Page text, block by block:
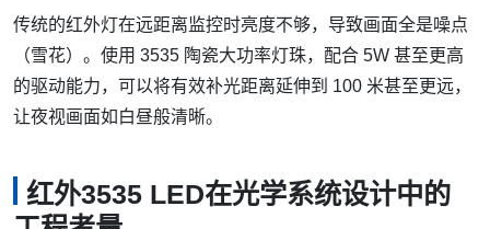
传统的红外灯在远距离监控时亮度不够，导致画面全是噪点
（雪花）。使用 3535 陶瓷大功率灯珠，配合 5W 甚至更高
的驱动能力，可以将有效补光距离延伸到 100 米甚至更远，
让夜视画面如白昼般清晰。
红外3535 LED在光学系统设计中的